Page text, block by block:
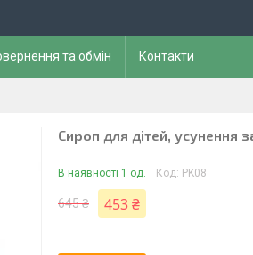
та обмін Контакти
Сироп для дітей, усунення
В наявності 1 од. Код: PK08
645 ₴ 453 ₴